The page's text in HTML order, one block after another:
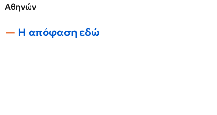
Αθηνών
Η απόφαση εδώ